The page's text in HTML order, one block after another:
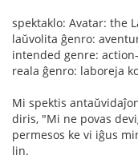
spektaklo: Avatar: the
laŭvolita ĝenro:
intended genre:
reala ĝenro: laboreja
Mi spektis
diris, "Mi ne povas
permesos ke vi iĝus
lin.